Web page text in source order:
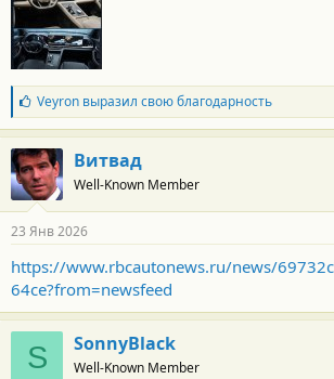
Б
л
а
г
о
д
а
н
с
т
и
:
Veyronвыразил свою благодарность
Витвад
Well-Known Member
23 Янв 2026
https://www.rbcautonews.ru/news/
64ce?from=newsfeed
S SonnyBlack
Well-Known Member